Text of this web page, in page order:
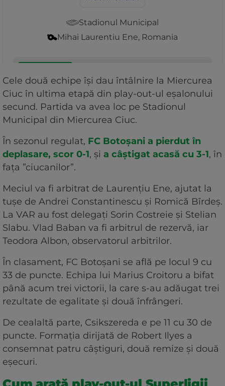
Cele două echipe își dau întâlnire la Miercurea
Ciuc în ultima etapă din play-out-ul eșalonului
secund. Partida va avea loc pe Stadionul
Municipal din Miercurea Ciuc.
În sezonul regulat, FC Botoșani a pierdut în
deplasare, scor 0-1, și a câștigat acasă cu 3-1, în
fața ”ciucanilor”.
Meciul va fi arbitrat de Laurențiu Ene, ajutat la
tușe de Andrei Constantinescu și Romică Bîrdeș.
La VAR au fost delegați Sorin Costreie și Stelian
Slabu. Vlad Baban va fi arbitrul de rezervă, iar
Teodora Albon, observatorul arbitrilor.
În clasament, FC Botoșani se află pe locul 9 cu
33 de puncte. Echipa lui Marius Croitoru a bifat
până acum trei victorii, la care s-au adăugat trei
rezultate de egalitate și două înfrângeri.
De cealaltă parte, Csikszereda e pe 11 cu 30 de
puncte. Formația dirijată de Robert Ilyes a
consemnat patru câștiguri, două remize și două
eșecuri.